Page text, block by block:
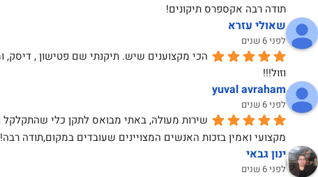
תודה רבה אקספרס תיקונים!
שאולי עזרא
לפני 6 שנים
וזול!!!
yuval avraham
לפני 6 שנים
מקצועי ואמין בזכות האנשים המצויינים שעובדים במקום,תודה רבה!
ינון גבאי
לפני 6 שנים